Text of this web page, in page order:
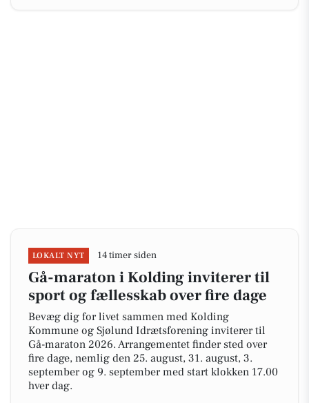
LOKALT NYT 14 timer siden
Gå-maraton i Kolding inviterer til
sport og fællesskab over fire dage
Bevæg dig for livet sammen med Kolding
Kommune og Sjølund Idrætsforening inviterer til
Gå-maraton 2026. Arrangementet finder sted over
fire dage, nemlig den 25. august, 31. august, 3.
september og 9. september med start klokken 17.00
hver dag.